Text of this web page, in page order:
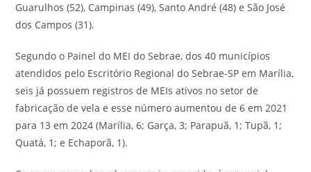
Guarulhos (52), Campinas (49), Santo André (48) e São José
dos Campos (31).
Segundo o Painel do MEI do Sebrae, dos 40 municípios
atendidos pelo Escritório Regional do Sebrae-SP em Marília,
seis já possuem registros de MEIs ativos no setor de
fabricação de vela e esse número aumentou de 6 em 2021
para 13 em 2024 (Marília, 6; Garça, 3; Parapuã, 1; Tupã, 1;
Quatá, 1; e Echaporã, 1).